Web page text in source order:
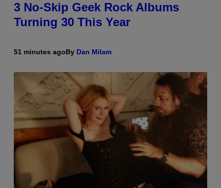
3 No-Skip Geek Rock Albums
Turning 30 This Year
51 minutes agoBy Dan Milam